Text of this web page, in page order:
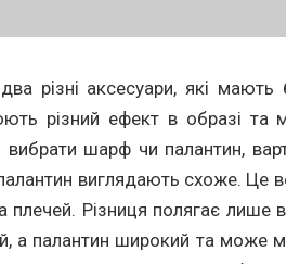
різні аксесуари, які мають
різний ефект в образі та
шарф чи палантин,
виглядають схоже. Це
Різниця полягає лише
а палантин широкий та може